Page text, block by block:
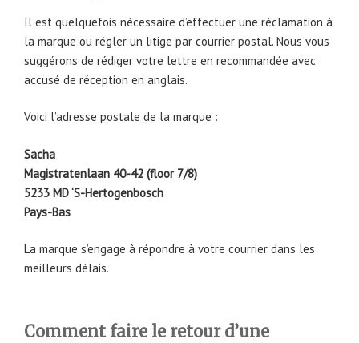
Il est quelquefois nécessaire d’effectuer une réclamation à
la marque ou régler un litige par courrier postal. Nous vous
suggérons de rédiger votre lettre en recommandée avec
accusé de réception en anglais.
Voici l’adresse postale de la marque :
Sacha
Magistratenlaan 40-42 (floor 7/8)
5233 MD ‘S-Hertogenbosch
Pays-Bas
La marque s’engage à répondre à votre courrier dans les
meilleurs délais.
Comment faire le retour d’une